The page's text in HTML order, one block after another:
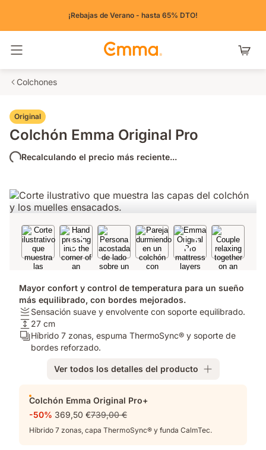
¡Rebajas de Verano - hasta 65% DTO!
Colchones
Original
Colchón Emma Original Pro
Recalculando el precio más reciente...
Mayor confort y control de temperatura para un sueño
más equilibrado, con bordes mejorados.
Firmeza:
Sensación
suave
equilibrado.
Sensación suave y envolvente con soporte equilibrado.
Altura
del
colchón:
27 cm
Número
zonas,
espuma
ThermoSync®
Híbrido 7 zonas, espuma ThermoSync® y soporte de
bordes reforzado.
Ver todos los detalles del producto
Colchón Emma Original Pro+
-50% 369,50 €739,00 €
Híbrido 7 zonas, capa ThermoSync® y funda CalmTec.